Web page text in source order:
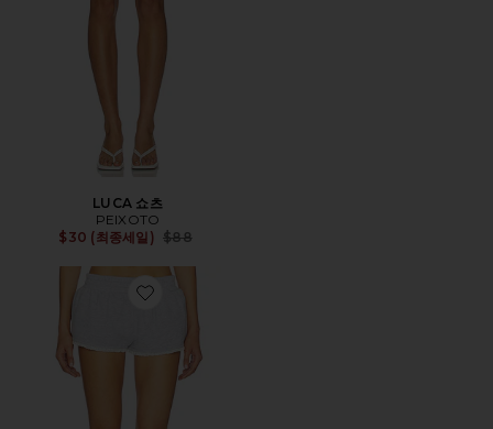
LUCA 쇼츠
PEIXOTO
$30 (최종세일) Previous price:
$88
Favorite JULIANA 반바지